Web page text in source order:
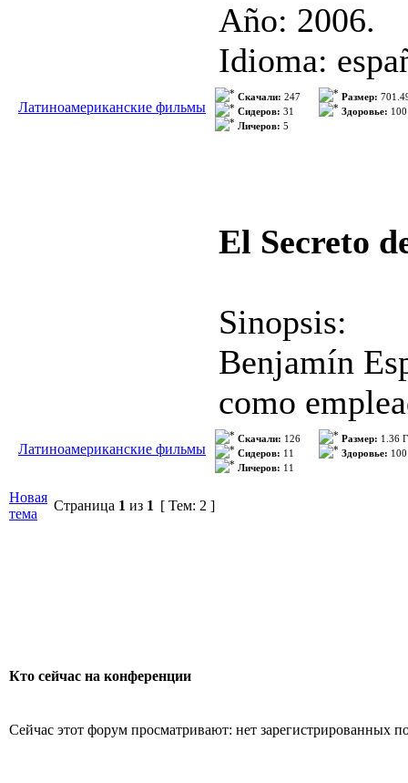
Año: 2006.
Idioma:
Formato:
Peso: 700 mb
Esperanza,
intención de
ecuatoriana,
Tristeza, se
en el
Haciendo
...>>>
Латиноамериканские фильмы
Скачали: 247
Сидеров: 31
Личеров: 5
Размер:
Здоровье: 100
El Secreto
Sinopsis:
Benjamín
como
acaba de
libres decide
juzgado se
Латиноамериканские фильмы
Скачали: 126
Сидеров: 11
Личеров: 11
Размер: 1.36
Здоровье: 100
Новая
тема
Страница 1 из 1 [ Тем: 2 ]
Кто сейчас на конференции
Сейчас этот форум просматривают: нет зарегистрированных